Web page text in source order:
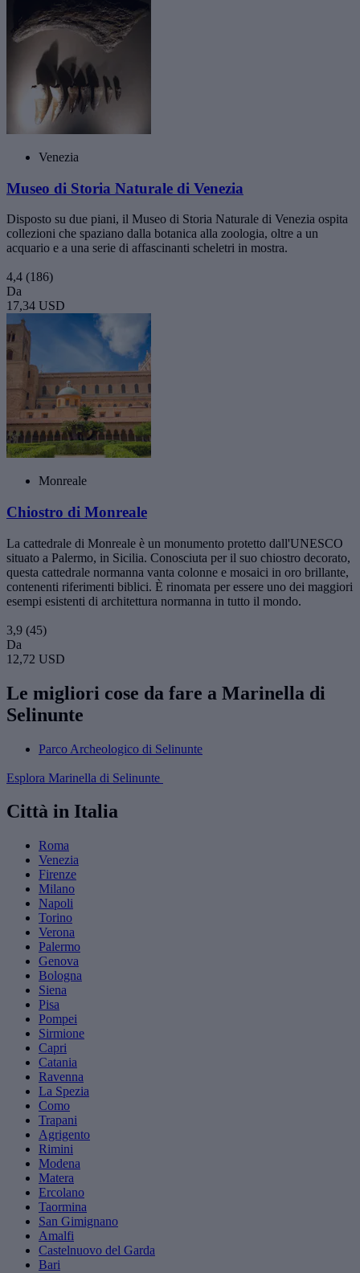
Venezia
Museo di Storia Naturale di Venezia
Disposto su due piani, il Museo di Storia Naturale di Venezia ospita
collezioni che spaziano dalla botanica alla zoologia, oltre a un
acquario e a una serie di affascinanti scheletri in mostra.
4,4 (186)
Da
17,34 USD
Monreale
Chiostro di Monreale
La cattedrale di Monreale è un monumento protetto dall'UNESCO
situato a Palermo, in Sicilia. Conosciuta per il suo chiostro decorato,
questa cattedrale normanna vanta colonne e mosaici in oro brillante,
contenenti riferimenti biblici. È rinomata per essere uno dei maggiori
esempi esistenti di architettura normanna in tutto il mondo.
3,9 (45)
Da
12,72 USD
Le migliori cose da fare a Marinella di
Selinunte
Parco Archeologico di Selinunte
Esplora Marinella di Selinunte
Città in Italia
Roma
Venezia
Firenze
Milano
Napoli
Torino
Verona
Palermo
Genova
Bologna
Siena
Pisa
Pompei
Sirmione
Capri
Catania
Ravenna
La Spezia
Como
Trapani
Agrigento
Rimini
Modena
Matera
Ercolano
Taormina
San Gimignano
Amalfi
Castelnuovo del Garda
Bari